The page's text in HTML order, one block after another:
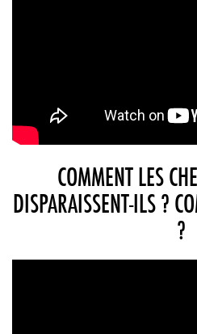
COMMENT LES
DISPARAISSENT-ILS ?
?